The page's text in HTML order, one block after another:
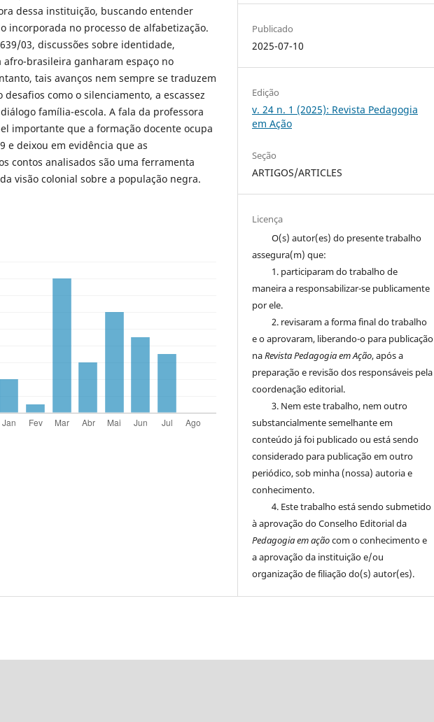
dessa instituição, buscando entender
incorporada no processo de alfabetização.
03, discussões sobre identidade,
brasileira ganharam espaço no
tais avanços nem sempre se traduzem
como o silenciamento, a escassez
família-escola. A fala da professora
importante que a formação docente ocupa
e deixou em evidência que as
contos analisados são uma ferramenta
visão colonial sobre a população negra.
Publicado
2025-07-10
Edição
v. 24 n. 1 (2025): Revista Pedagogia
em Ação
Seção
ARTIGOS/ARTICLES
Licença
O(s) autor(es) do presente trabalho
assegura(m) que:
1. participaram do trabalho de
maneira a responsabilizar-se publicamente
por ele.
2. revisaram a forma final do trabalho
e o aprovaram, liberando-o para publicação
naRevista Pedagogia em Ação, após a
preparação e revisão dos responsáveis pela
coordenação editorial.
3. Nem este trabalho, nem outro
substancialmente semelhante em
conteúdo já foi publicado ou está sendo
considerado para publicação em outro
periódico, sob minha (nossa) autoria e
conhecimento.
4. Este trabalho está sendo submetido
à aprovação do Conselho Editorial da
Pedagogia em açãocom o conhecimento e
a aprovação da instituição e/ou
organização de filiação do(s) autor(es).